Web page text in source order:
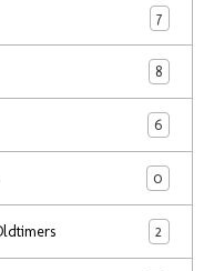
7
8
6
0
2